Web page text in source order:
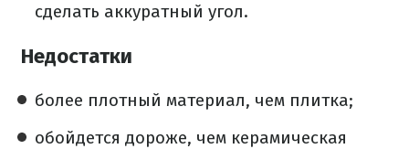
сделать аккуратный угол.
Недостатки
более плотный материал, чем плитка;
обойдется дороже, чем керамическая